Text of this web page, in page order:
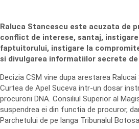
Raluca Stancescu este acuzata de
conflict de interese, santaj,
faptuitorului, instigare la
si divulgarea informatiilor secrete
Decizia CSM vine dupa arestarea
Curtea de Apel Suceva intr-un dosar
procurorii DNA. Consiliul Superior al
suspendrea ei din functia de procuror,
Parchetului de pe langa Tribunalul